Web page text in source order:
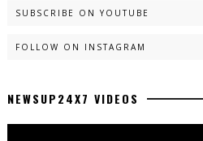
SUBSCRIBE ON YOUTUBE
FOLLOW ON INSTAGRAM
NEWSUP24X7 VIDEOS